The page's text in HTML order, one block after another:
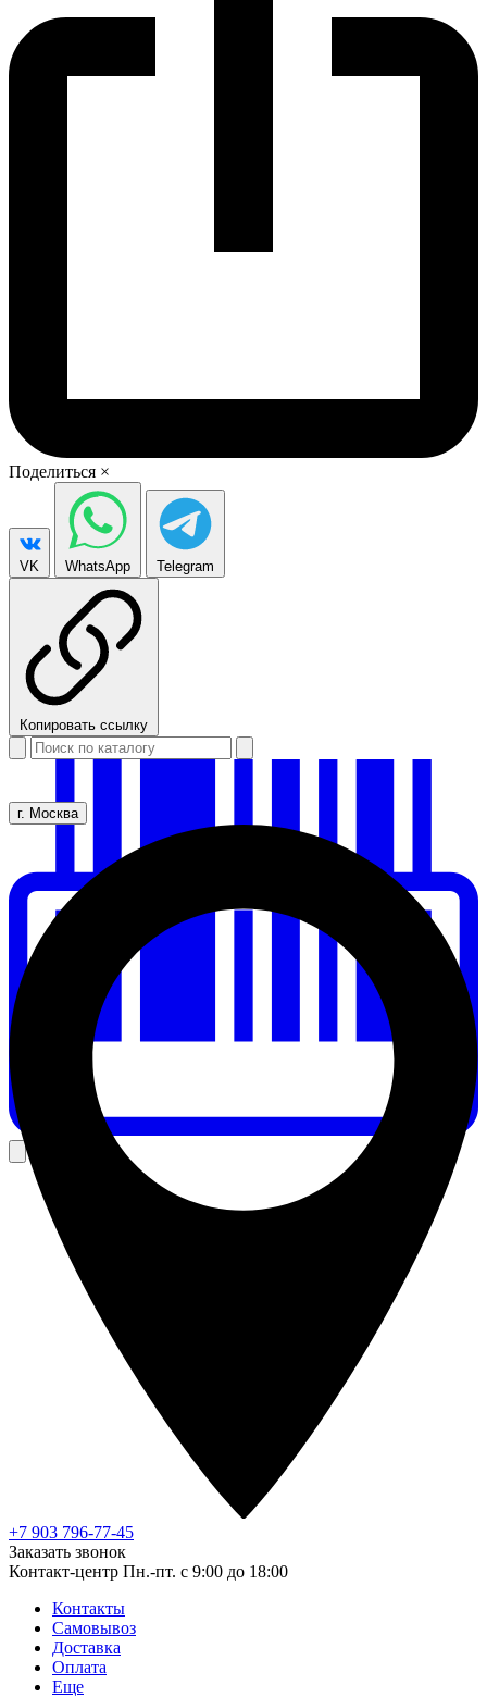
Поделиться ×
VK WhatsApp Telegram
Копировать ссылку
+7 903 796-77-45
Заказать звонок
Контакт-центр Пн.-пт. с 9:00 до 18:00
Контакты
Самовывоз
Доставка
Оплата
Еще